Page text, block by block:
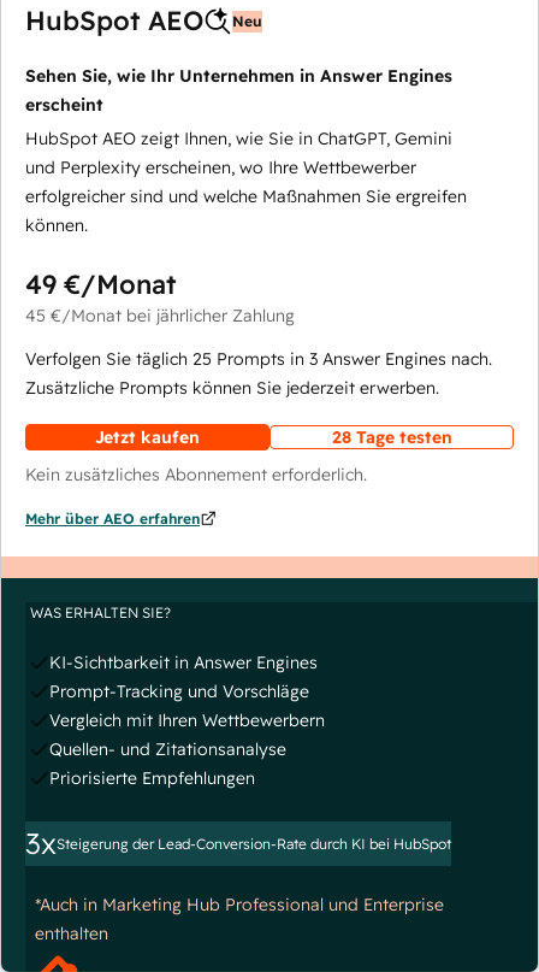
HubSpot AEO Neu
Sehen Sie, wie Ihr Unternehmen in Answer Engines
erscheint
HubSpot AEO zeigt Ihnen, wie Sie in ChatGPT, Gemini
und Perplexity erscheinen, wo Ihre Wettbewerber
erfolgreicher sind und welche Maßnahmen Sie ergreifen
können.
49 €/Monat
45 €/Monat bei jährlicher Zahlung
Verfolgen Sie täglich 25 Prompts in 3 Answer Engines nach.
Zusätzliche Prompts können Sie jederzeit erwerben.
Jetzt kaufen
28 Tage testen
Kein zusätzliches Abonnement erforderlich.
Mehr über AEO erfahren
WAS ERHALTEN SIE?
KI-Sichtbarkeit in Answer Engines
Prompt-Tracking und Vorschläge
Vergleich mit Ihren Wettbewerbern
Quellen- und Zitationsanalyse
Priorisierte Empfehlungen
3xSteigerung der Lead-Conversion-Rate durch KI bei HubSpot
*Auch in Marketing Hub Professional und Enterprise
enthalten